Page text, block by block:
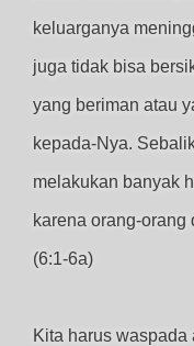
keluarganya
juga tidak bisa
yang beriman atau
kepada-Nya.
melakukan banyak
karena orang-orang
(6:1-6a)
Kita harus